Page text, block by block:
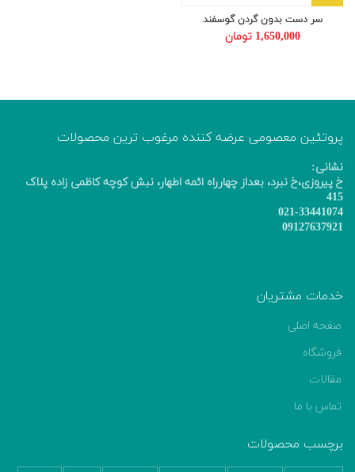
سر دست بدون گردن گوسفند
1,650,000 تومان
پروتئین معصومی عرضه کننده مرغوب ترین محصولات
نشانی:
خ پیروزی،خ نبرد، بعداز چهارراه ائمه اطهار، نبش کوچه کاظمی زاده پلاک
415
021-33441074
09127637921
خدمات مشتریان
صفحه اصلی
فروشگاه
مقالات
تماس با ما
برچسب محصولات